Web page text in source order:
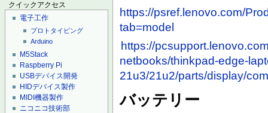
クイックアクセス
電子工作
プロトタイピング
Arduino
M5Stack
Raspberry Pi
USBデバイス開発
HIDデバイス製作
MIDI機器製作
ニコニコ技術部
https://psref.lenovo.com/
tab=model
https://
netbooks/thinkpad-edge-
21u3/21u2/parts/display/
バッテリー